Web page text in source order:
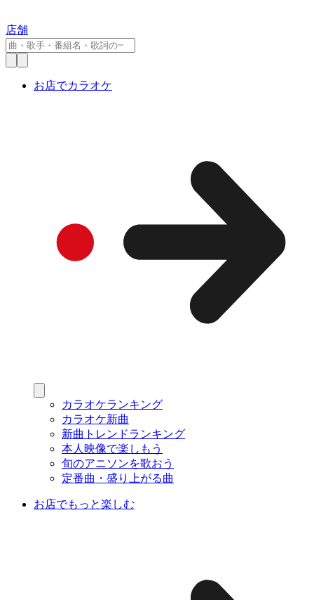
店舗
お店でカラオケ
カラオケランキング
カラオケ新曲
新曲トレンドランキング
本人映像で楽しもう
旬のアニソンを歌おう
定番曲・盛り上がる曲
お店でもっと楽しむ